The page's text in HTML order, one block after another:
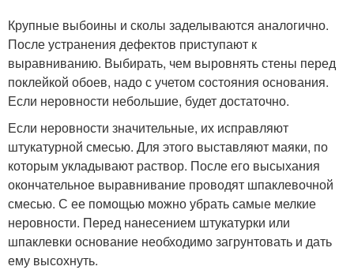
Крупные выбоины и сколы заделываются аналогично.
После устранения дефектов приступают к
выравниванию. Выбирать, чем выровнять стены перед
поклейкой обоев, надо с учетом состояния основания.
Если неровности небольшие, будет достаточно.
Если неровности значительные, их исправляют
штукатурной смесью. Для этого выставляют маяки, по
которым укладывают раствор. После его высыхания
окончательное выравнивание проводят шпаклевочной
смесью. С ее помощью можно убрать самые мелкие
неровности. Перед нанесением штукатурки или
шпаклевки основание необходимо загрунтовать и дать
ему высохнуть.